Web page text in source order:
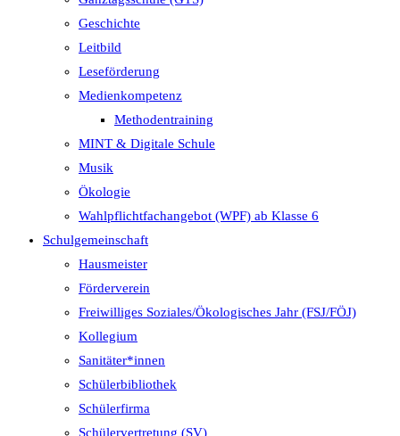
Geschichte
Leitbild
Leseförderung
Medienkompetenz
Methodentraining
MINT & Digitale Schule
Musik
Ökologie
Wahlpflichtfachangebot (WPF) ab Klasse 6
Schulgemeinschaft
Hausmeister
Förderverein
Freiwilliges Soziales/Ökologisches Jahr (FSJ/FÖJ)
Kollegium
Sanitäter*innen
Schülerbibliothek
Schülerfirma
Schülervertretung (SV)